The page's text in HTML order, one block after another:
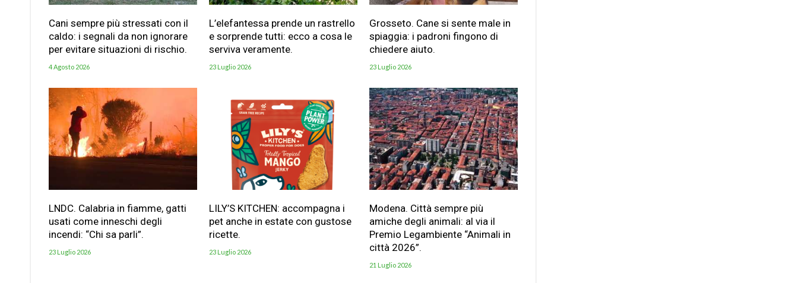
Cani sempre più stressati con il
caldo: i segnali da non ignorare
per evitare situazioni di rischio.
4 Agosto 2026
L’elefantessa prende un rastrello
e sorprende tutti: ecco a cosa le
serviva veramente.
23 Luglio 2026
Grosseto. Cane si sente male in
spiaggia: i padroni fingono di
chiedere aiuto.
23 Luglio 2026
LNDC. Calabria in fiamme, gatti
usati come inneschi degli
incendi: “Chi sa parli”.
23 Luglio 2026
LILY’S KITCHEN: accompagna i
pet anche in estate con gustose
ricette.
23 Luglio 2026
Modena. Città sempre più
amiche degli animali: al via il
Premio Legambiente “Animali in
città 2026”.
21 Luglio 2026